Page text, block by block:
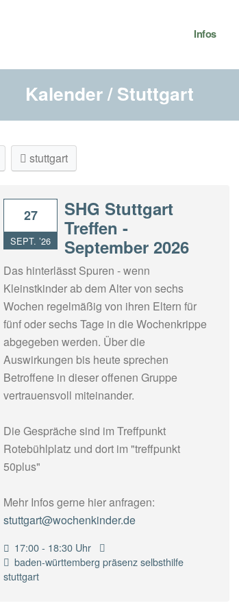
Infos
Kalender / Stuttgart
stuttgart
27
SEPT. ’26
SHG Stuttgart
Treffen -
September 2026
Das hinterlässt Spuren - wenn
Kleinstkinder ab dem Alter von sechs
Wochen regelmäßig von ihren Eltern für
fünf oder sechs Tage in die Wochenkrippe
abgegeben werden. Über die
Auswirkungen bis heute sprechen
Betroffene in dieser offenen Gruppe
vertrauensvoll miteinander.
Die Gespräche sind im Treffpunkt
Rotebühlplatz und dort im "treffpunkt
50plus"
Mehr Infos gerne hier anfragen:
stuttgart@wochenkinder.de
17:00 - 18:30 Uhr
baden-württemberg präsenzselbsthilfe
stuttgart